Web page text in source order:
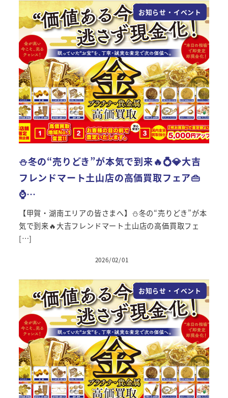
お知らせ・イベント
⛄冬の“売りどき”が本気で到来🔥💍💎大吉
フレンドマート土山店の高価買取フェア👜
⌚…
【甲賀・湖南エリアの皆さまへ】⛄冬の“売りどき”が本
気で到来🔥大吉フレンドマート土山店の高価買取フェ
[…]
投稿日
2026/02/01
お知らせ・イベント